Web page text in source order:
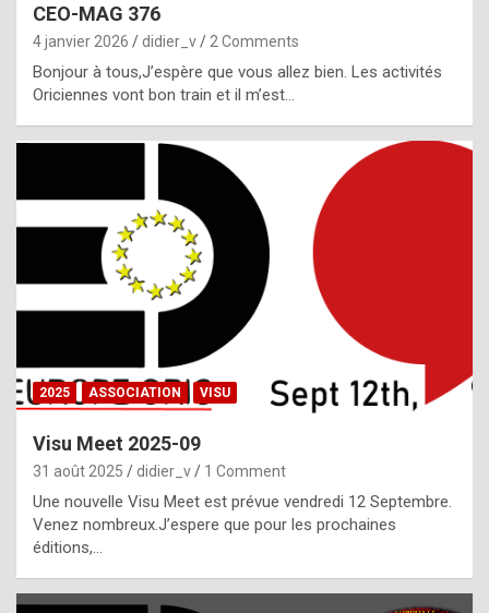
p
e
c
i
l
,
g
h
t
f
CEO-MAG 376
4 janvier 2026 didier_v 2 Comments
Bonjour à tous,J’espère que vous allez bien. Les activités
Oriciennes vont bon train et il m’est…
2025 ASSOCIATION VISU
Visu Meet 2025-09
31 août 2025 didier_v 1 Comment
Une nouvelle Visu Meet est prévue vendredi 12 Septembre.
Venez nombreux.J’espere que pour les prochaines
éditions,…